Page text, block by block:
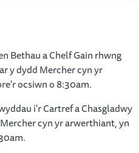
Bethau a Chelf Gain rhwng
y dydd Mercher cyn yr
ocsiwn o 8:30am.
i'r Cartref a Chasgladwy
cyn yr arwerthiant, yn